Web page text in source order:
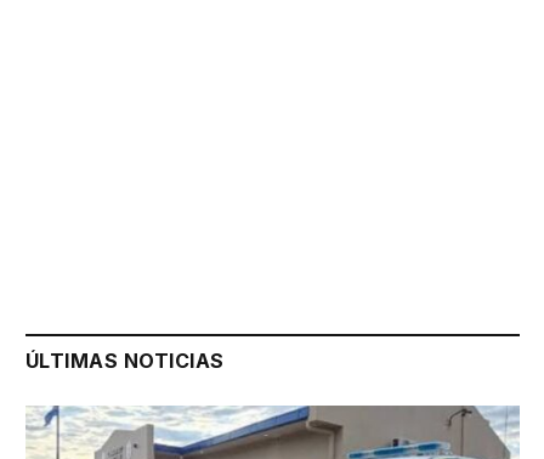
ÚLTIMAS NOTICIAS